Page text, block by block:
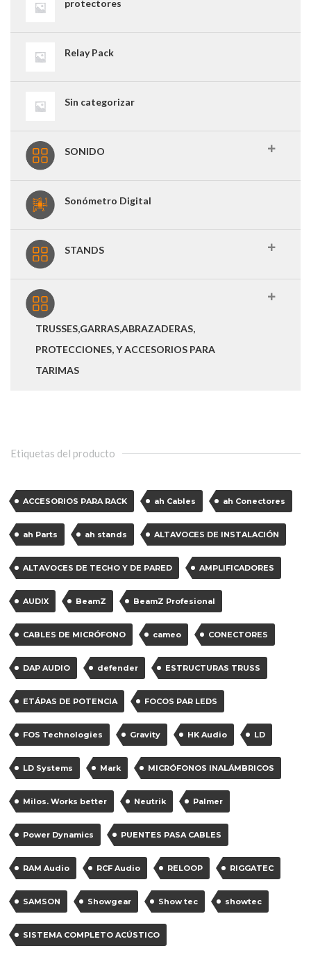
protectores
Relay Pack
Sin categorizar
SONIDO
Sonómetro Digital
STANDS
TRUSSES,GARRAS,ABRAZADERAS,
PROTECCIONES, Y ACCESORIOS PARA
TARIMAS
Etiquetas del producto
ACCESORIOS PARA RACK ah Cables ah Conectores
ah Parts ah stands ALTAVOCES DE INSTALACIÓN
ALTAVOCES DE TECHO Y DE PARED AMPLIFICADORES
AUDIX BeamZ BeamZ Profesional
CABLES DE MICRÓFONO cameo CONECTORES
DAP AUDIO defender ESTRUCTURAS TRUSS
ETÁPAS DE POTENCIA FOCOS PAR LEDS
FOS Technologies Gravity HK Audio LD
LD Systems Mark MICRÓFONOS INALÁMBRICOS
Milos. Works better Neutrik Palmer
Power Dynamics PUENTES PASA CABLES
RAM Audio RCF Audio RELOOP RIGGATEC
SAMSON Showgear Show tec showtec
SISTEMA COMPLETO ACÚSTICO